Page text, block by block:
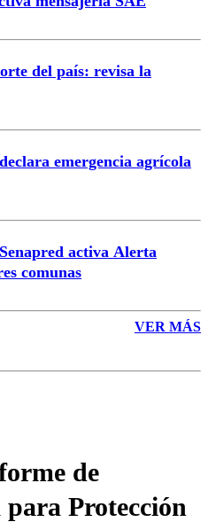
del país: revisa la
emergencia agrícola
activa Alerta
comunas
VER MÁS
de
Protección